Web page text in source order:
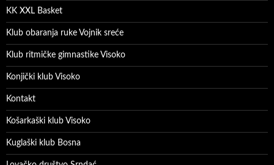
KK XXL Basket
Klub obaranja ruke Vojnik sreće
Klub ritmičke gimnastike Visoko
Konjički klub Visoko
Kontakt
Košarkaški klub Visoko
Kuglaški klub Bosna